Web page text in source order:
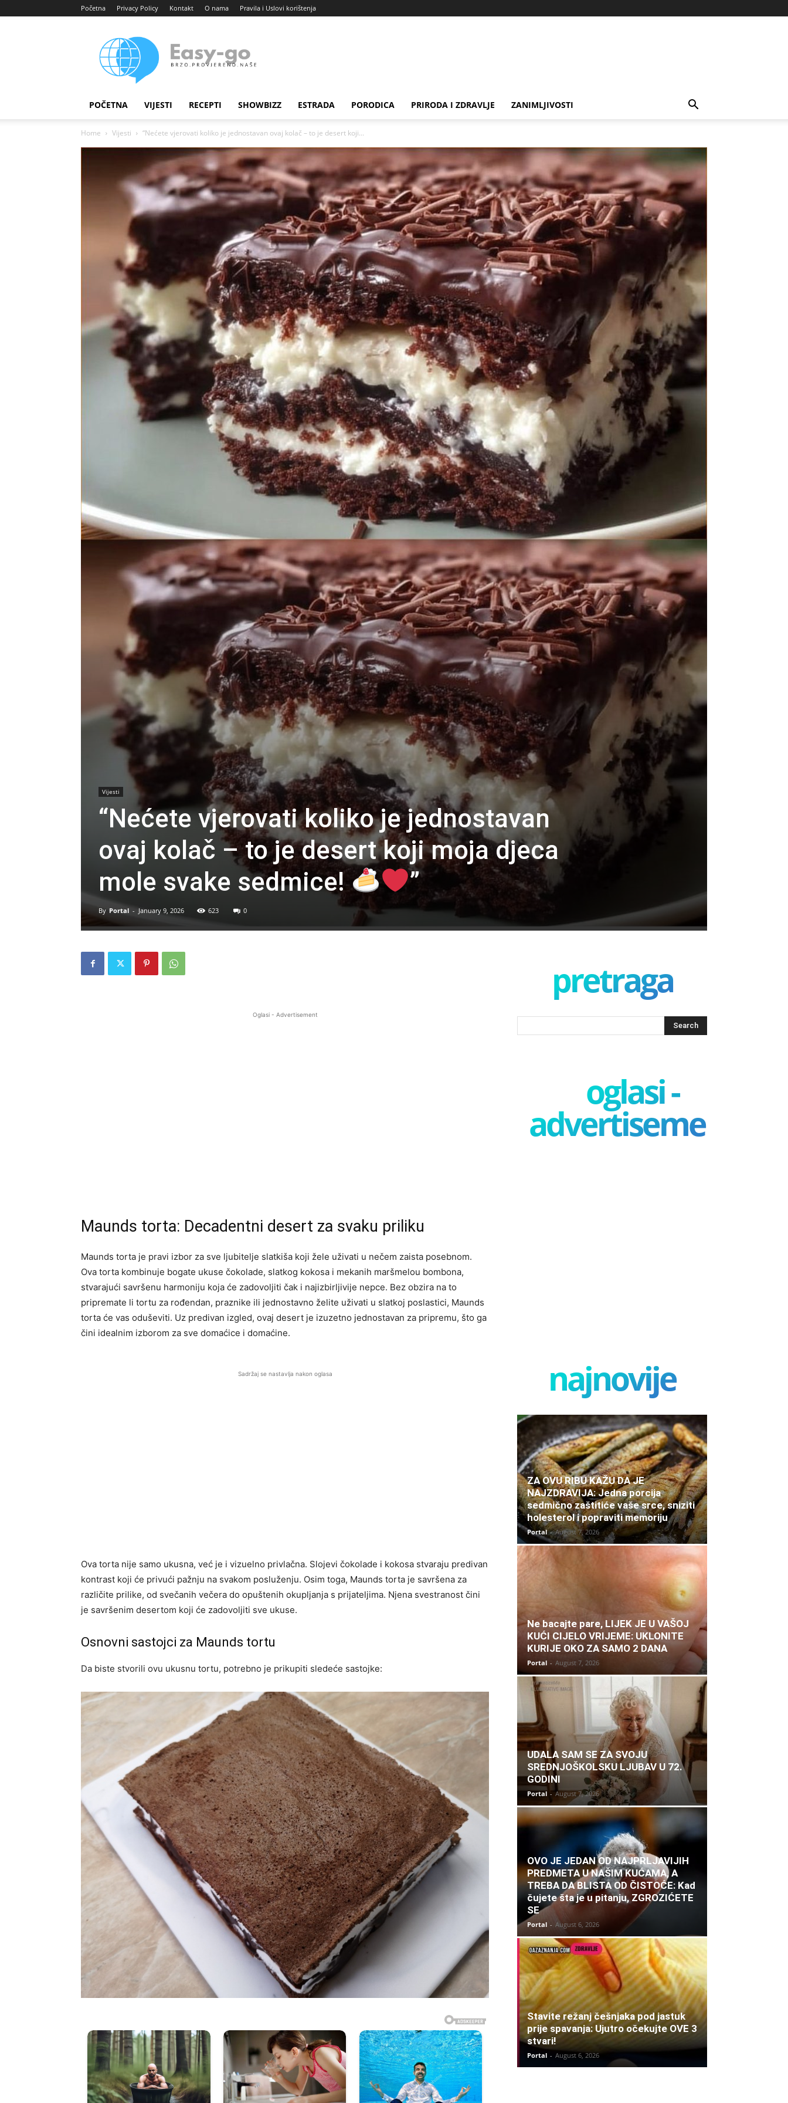
Početna Privacy Policy Kontakt O nama Pravila i Uslovi korištenja
portal
POČETNA VIJESTI RECEPTI SHOWBIZZ ESTRADA PORODICA PRIRODA I ZDRAVLJE ZANIMLJIVOSTI
Home Vijesti “Nećete vjerovati koliko je jednostavan ovaj kolač – to je desert koji...
Vijesti
“Nećete vjerovati koliko je jednostavan
ovaj kolač – to je desert koji moja djeca
mole svake sedmice!
”
By Portal - January 9, 2026 623 0
Oglasi - Advertisement
Maunds torta: Decadentni desert za svaku priliku
Maunds torta je pravi izbor za sve ljubitelje slatkiša koji žele uživati u nečem zaista posebnom.
Ova torta kombinuje bogate ukuse čokolade, slatkog kokosa i mekanih maršmelou bombona,
stvarajući savršenu harmoniju koja će zadovoljiti čak i najizbirljivije nepce. Bez obzira na to
pripremate li tortu za rođendan, praznike ili jednostavno želite uživati u slatkoj poslastici, Maunds
torta će vas oduševiti. Uz predivan izgled, ovaj desert je izuzetno jednostavan za pripremu, što ga
čini idealnim izborom za sve domaćice i domaćine.
Sadržaj se nastavlja nakon oglasa
Ova torta nije samo ukusna, već je i vizuelno privlačna. Slojevi čokolade i kokosa stvaraju predivan
kontrast koji će privući pažnju na svakom posluženju. Osim toga, Maunds torta je savršena za
različite prilike, od svečanih večera do opuštenih okupljanja s prijateljima. Njena svestranost čini
je savršenim desertom koji će zadovoljiti sve ukuse.
Osnovni sastojci za Maunds tortu
Da biste stvorili ovu ukusnu tortu, potrebno je prikupiti sledeće sastojke:
pretraga
oglasi -
advertisement
najnovije
ZA OVU RIBU KAŽU DA JE
NAJZDRAVIJA: Jedna porcija
sedmično zaštitiće vaše srce, sniziti
holesterol i popraviti memoriju
Portal - August 7, 2026
Ne bacajte pare, LIJEK JE U VAŠOJ
KUĆI CIJELO VRIJEME: UKLONITE
KURIJE OKO ZA SAMO 2 DANA
Portal - August 7, 2026
UDALA SAM SE ZA SVOJU
SREDNJOŠKOLSKU LJUBAV U 72.
GODINI
Portal - August 7, 2026
OVO JE JEDAN OD NAJPRLJAVIJIH
PREDMETA U NAŠIM KUĆAMA, A
TREBA DA BLISTA OD ČISTOĆE: Kad
čujete šta je u pitanju, ZGROZIĆETE
SE
Portal - August 6, 2026
Stavite režanj češnjaka pod jastuk
prije spavanja: Ujutro očekujte OVE 3
stvari!
Portal - August 6, 2026